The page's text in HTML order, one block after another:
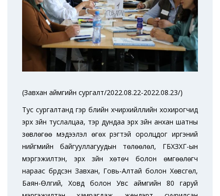
(Завхан аймгийн сургалт/2022.08.22-2022.08.23/)
Тус сургалтанд гэр бүлийн хүчирхийллийн хохирогчид
эрх зүйн туслалцаа, тэр дундаа эрх зүйн анхан шатны
зөвлөгөө мэдээлэл өгөх үүрэгтэй оролцдог иргэний
нийгмийн байгууллагуудын төлөөлөл, ГБХЗХГ-ын
мэргэжилтэн, эрх зүйн хөтөч болон өмгөөлөгч
нараас бүрдсэн Завхан, Говь-Алтай болон Хөвсгөл,
Баян-Өлгий, Ховд болон Увс аймгийн 80 гаруй